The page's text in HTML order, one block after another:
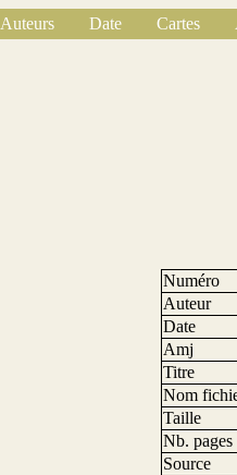
Auteurs Date Cartes
Numéro
Auteur
Date
Amj
Titre
Nom
Taille
Nb. pages
Source